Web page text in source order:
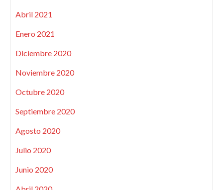
Abril 2021
Enero 2021
Diciembre 2020
Noviembre 2020
Octubre 2020
Septiembre 2020
Agosto 2020
Julio 2020
Junio 2020